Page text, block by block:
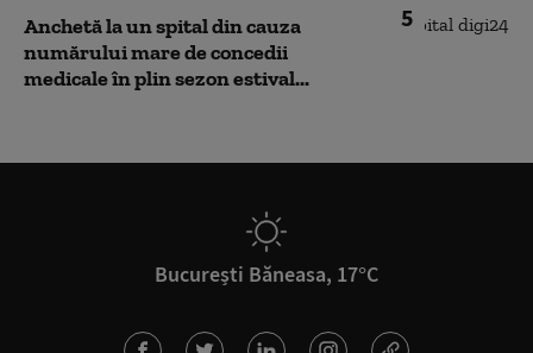
5
Anchetă la un spital din cauza
numărului mare de concedii
medicale în plin sezon estival...
București Băneasa, 17°C